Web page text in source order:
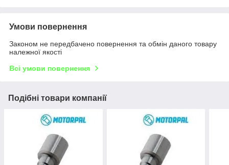
Умови повернення
Законом не передбачено повернення та обмін даного товару
належної якості
Всі умови повернення
Подібні товари компанії